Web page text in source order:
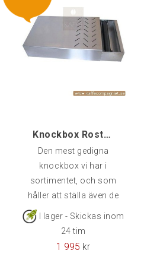
Knockbox Rostfri Professional
Den mest gedigna
knockbox vi har i
sortimentet, och som
håller att ställa även de
tyngsta kvarnar på.Vi
använder denna i vår
I lager - Skickas inom
24 tim
1 995 kr